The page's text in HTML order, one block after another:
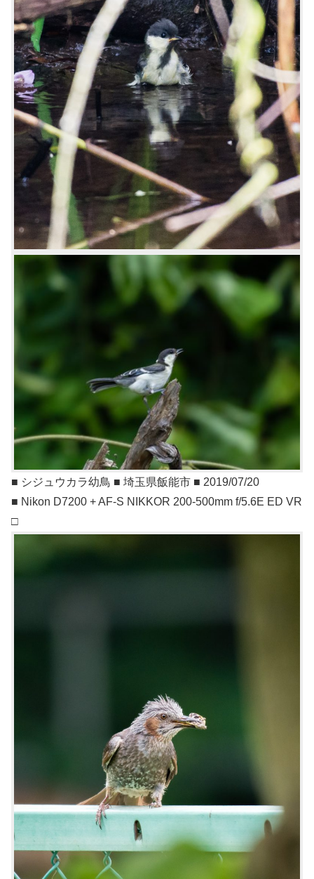
■ シジュウカラ幼鳥 ■ 埼玉県飯能市 ■ 2019/07/20
■ Nikon D7200 + AF-S NIKKOR 200-500mm f/5.6E ED VR
□